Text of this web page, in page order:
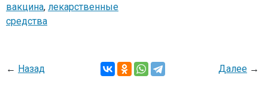
вакцина, лекарственные
средства
← Назад Далее →